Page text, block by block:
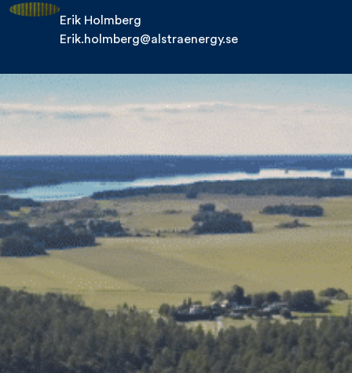
Erik Holmberg
Erik.holmberg@alstraenergy.se